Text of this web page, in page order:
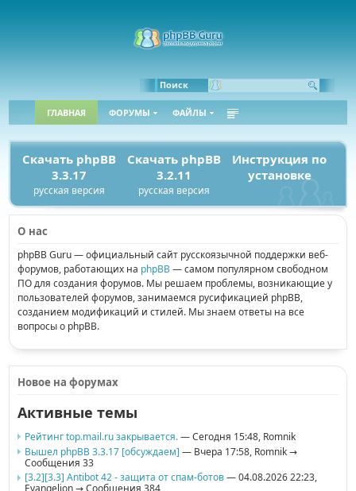
Поиск
ГЛАВНАЯ ФОРУМЫ ФАЙЛЫ
Скачать phpBB
3.3.17
русская версия
Скачать phpBB
3.2.11
русская версия
Инструкция по
установке
О нас
phpBB Guru — официальный сайт русскоязычной поддержки веб-
форумов, работающих на phpBB— самом популярном свободном
ПО для создания форумов. Мы решаем проблемы, возникающие у
пользователей форумов, занимаемся русификацией phpBB,
созданием модификаций и стилей. Мы знаем ответы на все
вопросы о phpBB.
Новое на форумах
Активные темы
Рейтинг top.mail.ru закрывается.— Сегодня 15:48, Romnik
Вышел phpBB 3.3.17 [обсуждаем] — Вчера 17:58, Romnik→
Сообщения 33
[3.2][3.3] Antibot 42 - защита от спам-ботов— 04.08.2026 22:23,